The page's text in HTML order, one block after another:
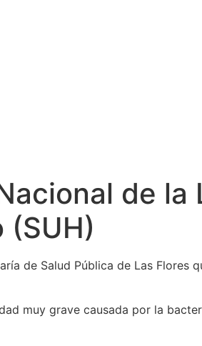
de
de Salud Pública de Las
muy grave causada por la